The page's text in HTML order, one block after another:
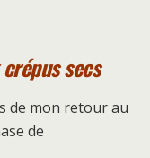
secs
de mon retour au
de